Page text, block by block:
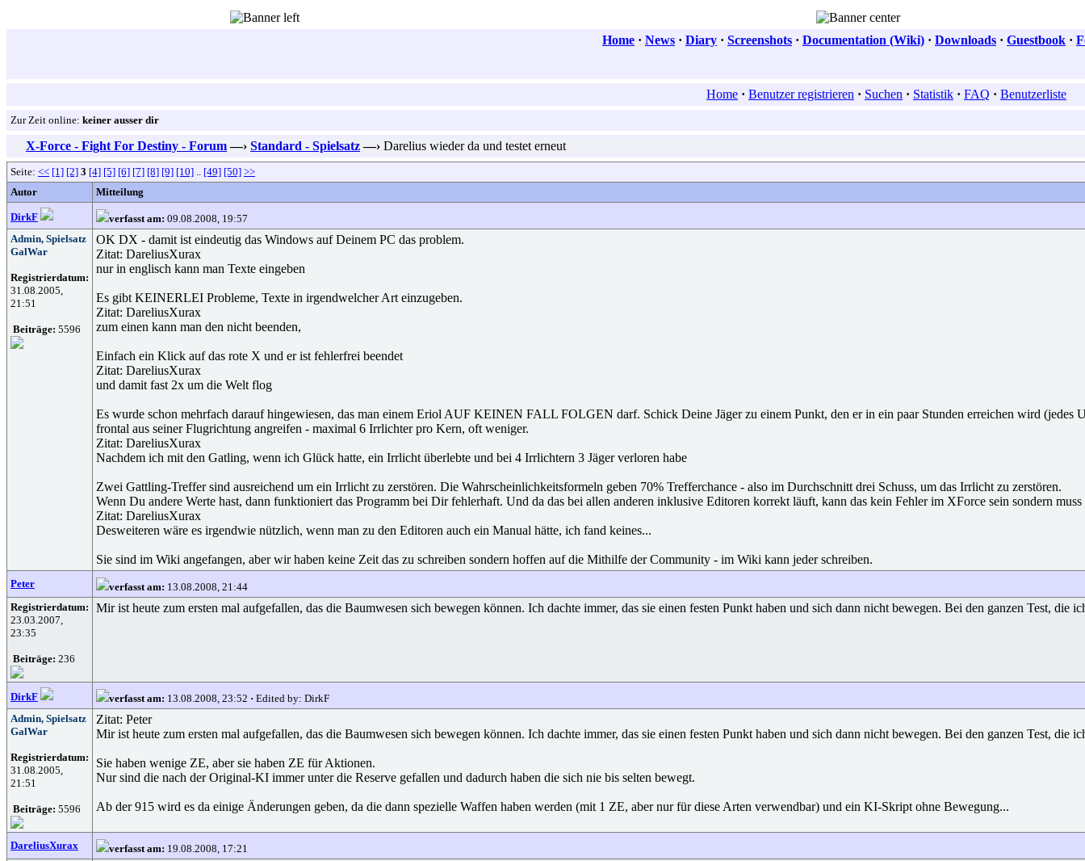
Home · News · Diary · Screenshots · Documentation (Wiki) · Downloads · Guestbook ·
Home · Benutzer registrieren · Suchen · Statistik · FAQ · Benutzerliste
Zur Zeit online: keiner ausser dir
X-Force - Fight For Destiny - Forum —› Standard - Spielsatz —› Darelius wieder da und testet erneut
Seite: << [1] [2] 3 [4] [5] [6] [7] [8] [9] [10] .. [49] [50] >>
Autor
Mitteilung
DirkF verfasst am: 09.08.2008, 19:57
Admin, Spielsatz
GalWar
Registrierdatum:
31.08.2005,
21:51
Beiträge: 5596
OK DX - damit ist eindeutig das Windows auf Deinem PC das problem.
Zitat: DareliusXurax
nur in englisch kann man Texte eingeben
Es gibt KEINERLEI Probleme, Texte in irgendwelcher Art einzugeben.
Zitat: DareliusXurax
zum einen kann man den nicht beenden,
Einfach ein Klick auf das rote X und er ist fehlerfrei beendet
Zitat: DareliusXurax
und damit fast 2x um die Welt flog
Es wurde schon mehrfach darauf hingewiesen, das man einem Eriol AUF KEINEN FALL FOLGEN darf. Schick Deine Jäger zu einem Punkt, den er in ein paar Stunden erreichen wird (jedes
frontal aus seiner Flugrichtung angreifen - maximal 6 Irrlichter pro Kern, oft weniger.
Zitat: DareliusXurax
Nachdem ich mit den Gatling, wenn ich Glück hatte, ein Irrlicht überlebte und bei 4 Irrlichtern 3 Jäger verloren habe
Zwei Gattling-Treffer sind ausreichend um ein Irrlicht zu zerstören. Die Wahrscheinlichkeitsformeln geben 70% Trefferchance - also im Durchschnitt drei Schuss, um das Irrlicht zu zerstören.
Wenn Du andere Werte hast, dann funktioniert das Programm bei Dir fehlerhaft. Und da das bei allen anderen inklusive Editoren korrekt läuft, kann das kein Fehler im XForce sein sondern
Zitat: DareliusXurax
Desweiteren wäre es irgendwie nützlich, wenn man zu den Editoren auch ein Manual hätte, ich fand keines...
Sie sind im Wiki angefangen, aber wir haben keine Zeit das zu schreiben sondern hoffen auf die Mithilfe der Community - im Wiki kann jeder schreiben.
Peter verfasst am: 13.08.2008, 21:44
Registrierdatum:
23.03.2007,
23:35
Beiträge: 236
Mir ist heute zum ersten mal aufgefallen, das die Baumwesen sich bewegen können. Ich dachte immer, das sie einen festen Punkt haben und sich dann nicht bewegen. Bei den ganzen Test, die
DirkF verfasst am: 13.08.2008, 23:52 · Edited by: DirkF
Admin, Spielsatz
GalWar
Registrierdatum:
31.08.2005,
21:51
Beiträge: 5596
Zitat: Peter
Mir ist heute zum ersten mal aufgefallen, das die Baumwesen sich bewegen können. Ich dachte immer, das sie einen festen Punkt haben und sich dann nicht bewegen. Bei den ganzen Test, die
Sie haben wenige ZE, aber sie haben ZE für Aktionen.
Nur sind die nach der Original-KI immer unter die Reserve gefallen und dadurch haben die sich nie bis selten bewegt.
Ab der 915 wird es da einige Änderungen geben, da die dann spezielle Waffen haben werden (mit 1 ZE, aber nur für diese Arten verwendbar) und ein KI-Skript ohne Bewegung...
DareliusXurax verfasst am: 19.08.2008, 17:21